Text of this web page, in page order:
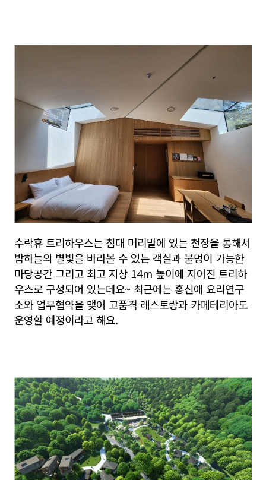
수락휴 트리하우스는 침대 머리맡에 있는 천장을 통해서
밤하늘의 별빛을 바라볼 수 있는 객실과 불멍이 가능한
마당공간 그리고 최고 지상 14m 높이에 지어진 트리하
우스로 구성되어 있는데요~ 최근에는 홍신애 요리연구
소와 업무협약을 맺어 고품격 레스토랑과 카페테리아도
운영할 예정이라고 해요.